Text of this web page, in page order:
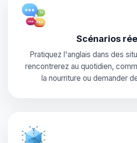
Scénarios
Pratiquez l'anglais dans des
rencontrerez au quotidien,
la nourriture ou demander